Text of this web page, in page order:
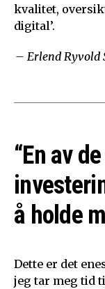
kvalitet,
digital’.
– Erlend Ryvold
“En av
å holde
Dette er det
jeg tar meg tid